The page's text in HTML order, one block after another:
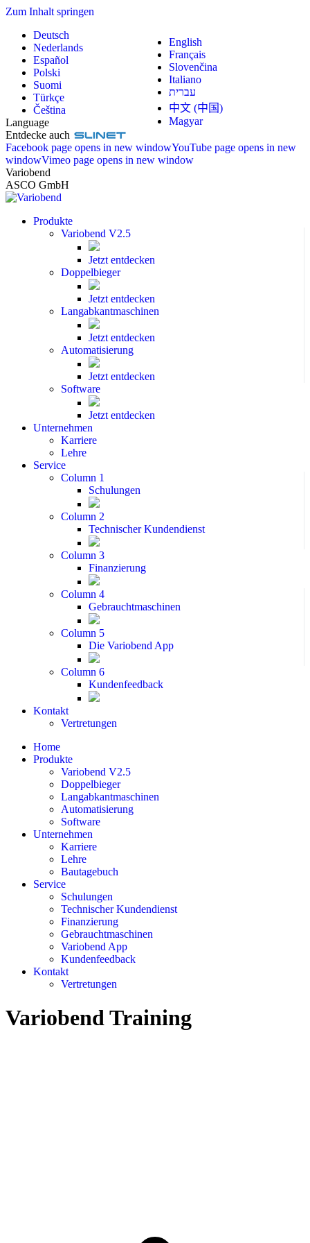
Zum Inhalt springen
Deutsch
English
Nederlands
Français
Español
Slovenčina
Polski
Italiano
Suomi
עברית
Türkçe
中文 (中国)
Čeština
Magyar
Language
Entdecke auch
Facebook page opens in new windowYouTube page opens in new
windowVimeo page opens in new window
Variobend
ASCO GmbH
Produkte
Variobend V2.5
Jetzt entdecken
Doppelbieger
Jetzt entdecken
Langabkantmaschinen
Jetzt entdecken
Automatisierung
Jetzt entdecken
Software
Jetzt entdecken
Unternehmen
Karriere
Lehre
Service
Column 1
Schulungen
Column 2
Technischer Kundendienst
Column 3
Finanzierung
Column 4
Gebrauchtmaschinen
Column 5
Die Variobend App
Column 6
Kundenfeedback
Kontakt
Vertretungen
Home
Produkte
Variobend V2.5
Doppelbieger
Langabkantmaschinen
Automatisierung
Software
Unternehmen
Karriere
Lehre
Bautagebuch
Service
Schulungen
Technischer Kundendienst
Finanzierung
Gebrauchtmaschinen
Variobend App
Kundenfeedback
Kontakt
Vertretungen
Variobend Training